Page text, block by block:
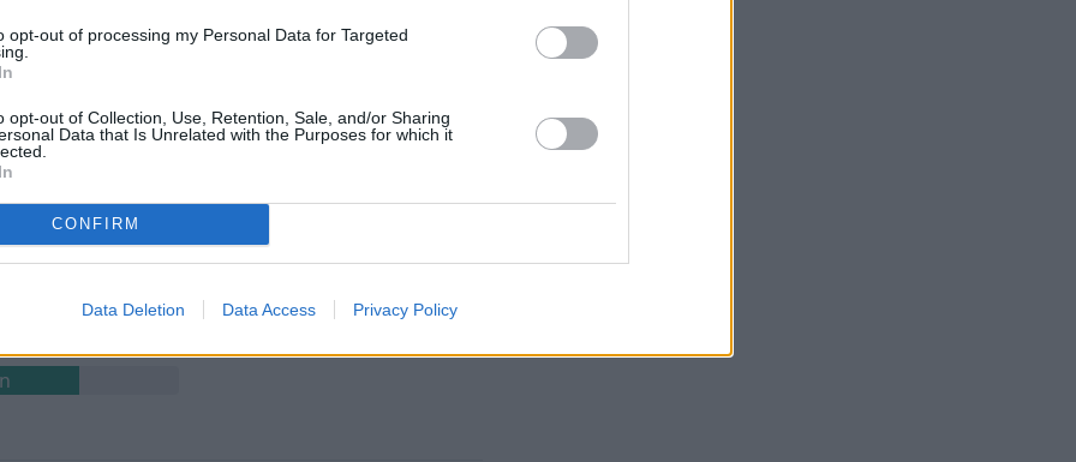
opt-out of processing my Personal Data for Targeted
opt-out of Collection, Use, Retention, Sale, and/or Sharing
Data that Is Unrelated with the Purposes for which it
CONFIRM
Data Deletion Data Access Privacy Policy
bien
bien